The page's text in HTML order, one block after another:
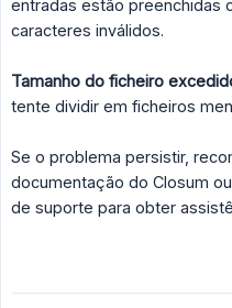
entradas estão preenchidas
caracteres inválidos.
Tamanho do ficheiro
tente dividir em ficheiros
Se o problema persistir,
documentação do Closum
de suporte para obter